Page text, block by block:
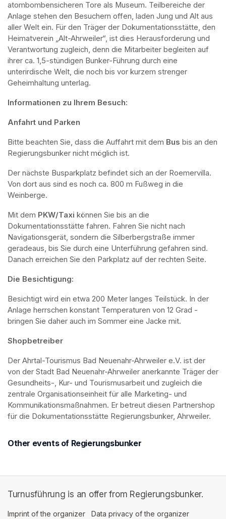
atombombensicheren Tore als Museum. Teilbereiche der
Anlage stehen den Besuchern offen, laden Jung und Alt aus
aller Welt ein. Für den Träger der Dokumentationsstätte, den
Heimatverein „Alt-Ahrweiler“, ist dies Herausforderung und
Verantwortung zugleich, denn die Mitarbeiter begleiten auf
ihrer ca. 1,5-stündigen Bunker-Führung durch eine
unterirdische Welt, die noch bis vor kurzem strenger
Geheimhaltung unterlag.
Informationen zu Ihrem Besuch:
Anfahrt und Parken
Bitte beachten Sie, dass die Auffahrt mit dem Bus bis an den
Regierungsbunker nicht möglich ist.
Der nächste Busparkplatz befindet sich an der Roemervilla.
Von dort aus sind es noch ca. 800 m Fußweg in die
Weinberge.
Mit dem PKW/Taxi können Sie bis an die
Dokumentationsstätte fahren. Fahren Sie nicht nach
Navigationsgerät, sondern die Silberbergstraße immer
geradeaus, bis Sie durch eine Unterführung gefahren sind.
Danach erreichen Sie den Parkplatz auf der rechten Seite.
Die Besichtigung:
Besichtigt wird ein etwa 200 Meter langes Teilstück. In der
Anlage herrschen konstant Temperaturen von 12 Grad -
bringen Sie daher auch im Sommer eine Jacke mit.
Shopbetreiber
Der Ahrtal-Tourismus Bad Neuenahr-Ahrweiler e.V. ist der
von der Stadt Bad Neuenahr-Ahrweiler anerkannte Träger der
Gesundheits-, Kur- und Tourismusarbeit und zugleich die
zentrale Organisationseinheit für alle Marketing- und
Kommunikationsmaßnahmen. Er betreut diesen Partnershop
für die Dokumentationsstätte Regierungsbunker, Ahrweiler.
Other events of Regierungsbunker
Turnusführung is an offer from Regierungsbunker.
Imprint of the organizer (opens in a new tab)
Data privacy of the organizer